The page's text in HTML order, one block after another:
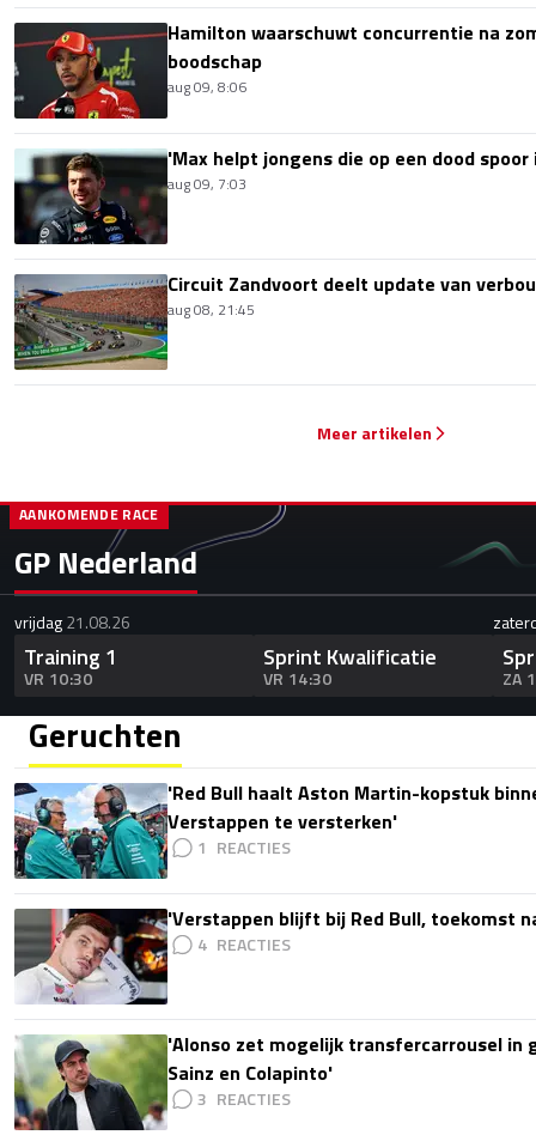
Hamilton waarschuwt concurrentie na
boodschap
aug 09, 8:06
'Max helpt jongens die op een dood
aug 09, 7:03
Circuit Zandvoort deelt update van
aug 08, 21:45
Meer artikelen
GP Nederland
AANKOMENDE RACE
vrijdag21.08.26
Training 1
VR 10:30
Sprint Kwalificatie
VR 14:30 ZA
Geruchten
'Red Bull haalt Aston Martin-kopstuk
Verstappen te versterken'
1
'Verstappen blijft bij Red Bull, toekomst
4
'Alonso zet mogelijk transfercarrousel in
Sainz en Colapinto'
3